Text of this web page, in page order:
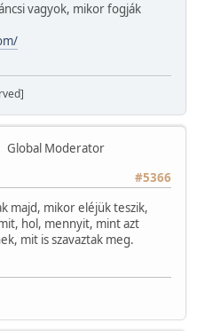
vagyok, mikor fogják
Global Moderator
#5366
majd, mikor eléjük teszik,
hol, mennyit, mint azt
mit is szavaztak meg.